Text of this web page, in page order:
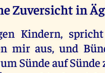
Zuversicht in
Kindern, spricht
mir aus,und
um SündeaufSünde